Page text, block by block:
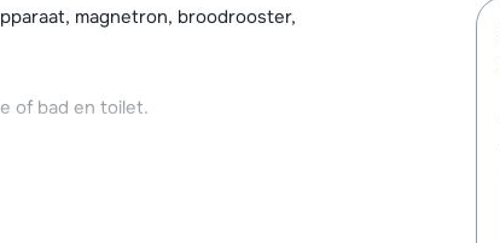
de résidence over een gratis
magnetron, broodrooster,
of bad en toilet.